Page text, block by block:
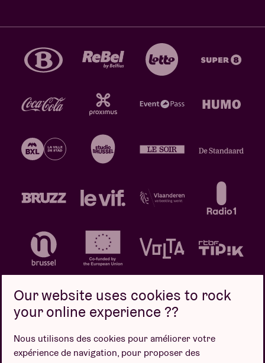
Politique de confidentialité
Politique de cookies
Conditions de vente
Our website uses cookies to rock
your online experience ??
Nous utilisons des cookies pour améliorer votre
expérience de navigation, pour proposer des